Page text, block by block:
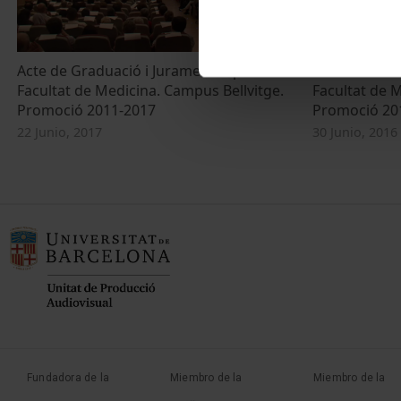
Acte de Graduació i Jurament Hipocràtic.
Facultat de Medicina. Campus Bellvitge.
Promoció 2011-2017
22 Junio, 2017
Facultat de
Promoció
30 Junio, 2016
Fundadora de la Miembro de la Miembro de la